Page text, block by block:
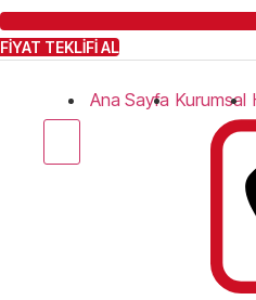
FİYAT TEKLİFİ AL
Ana Sayfa Kurumsal